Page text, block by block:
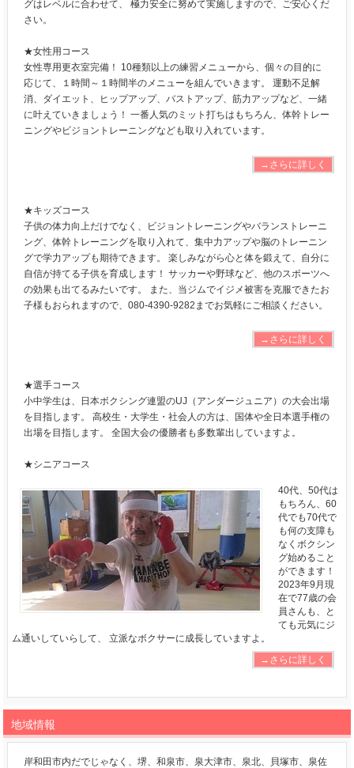
グはレベルに合わせて、 極力安全に努めて実施しますので、ご安心くだ
さい。
★女性用コース
女性専用更衣室完備！ 10種類以上の練習メニューから、個々の目的に
応じて、１時間～１時間半のメニューを組んでいきます。 運動不足解
消、ダイエット、ヒップアップ、バストアップ、筋力アップなど、一緒
に叶えていきましょう！ 一番人気のミット打ちはもちろん、体幹トレー
ニングやビジョントレーニングなども取り入れています。
→さらに詳しく
★キッズコース
子供の体力向上だけでなく、ビジョントレーニングやバランストレーニ
ング、体幹トレーニングを取り入れて、集中力アップや脳のトレーニン
グで学力アップも期待できます。 楽しみながら心と体を鍛えて、自分に
自信が持てる子供を育成します！ サッカーや野球など、他のスポーツへ
の効果も出てるみたいです。 また、当ジムでイジメ被害を克服できたお
子様もおられますので、080-4390-9282までお気軽にご相談ください。
→さらに詳しく
★選手コース
小中学生は、日本ボクシング連盟のUJ（アンダージュニア）の大会出場
を目指します。 高校生・大学生・社会人の方は、国体や全日本選手権の
出場を目指します。 全国大会の優勝者も多数輩出していますよ。
★シニアコース
40代、50代は
もちろん、60
代でも70代で
も何の支障も
なくボクシン
グ始めること
ができます！
2023年9月現
在で77歳の会
員さんも、と
ても元気にジ
ム通いしていらして、 立派なボクサーに成長していますよ。
→さらに詳しく
地域情報
岸和田市内だでじゃなく、堺、和泉市、泉大津市、泉北、貝塚市、泉佐